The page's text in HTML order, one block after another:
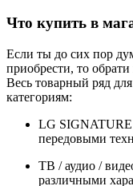
Что купить в
Если ты до сих пор
приобрести, то
Весь товарный ряд
категориям:
LG SIGNATURE
передовыми
ТВ / аудио /
различными